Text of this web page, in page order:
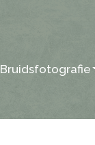
Bruidsfotografie